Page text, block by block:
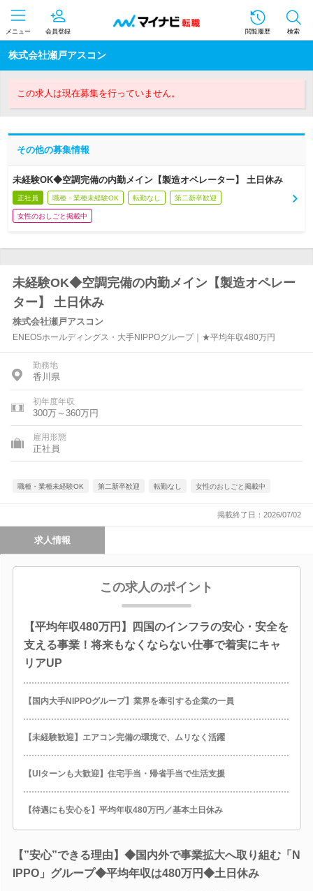
メニュー 会員登録 閲覧履歴 検索
株式会社瀬戸アスコン
この求人は現在募集を行っていません。
その他の募集情報
未経験OK◆空調完備の内勤メイン【製造オペレーター】 土日休み
正社員 職種・業種未経験OK 転勤なし 第二新卒歓迎
女性のおしごと掲載中
未経験OK◆空調完備の内勤メイン【製造オペレー
ター】 土日休み
株式会社瀬戸アスコン
ENEOSホールディングス・大手NIPPOグループ｜★平均年収480万円
勤務地
香川県
初年度年収
300万～360万円
雇用形態
正社員
職種・業種未経験OK 第二新卒歓迎 転勤なし 女性のおしごと掲載中
掲載終了日：2026/07/02
求人情報
この求人のポイント
【平均年収480万円】四国のインフラの安心・安全を
支える事業！将来もなくならない仕事で着実にキャ
リアUP
【国内大手NIPPOグループ】業界を牽引する企業の一員
【未経験歓迎】エアコン完備の環境で、ムリなく活躍
【UIターンも大歓迎】住宅手当・帰省手当で生活支援
【待遇にも安心を】平均年収480万円／基本土日休み
【”安心”できる理由】◆国内外で事業拡大へ取り組む「N
IPPO」グループ◆平均年収は480万円◆土日休み